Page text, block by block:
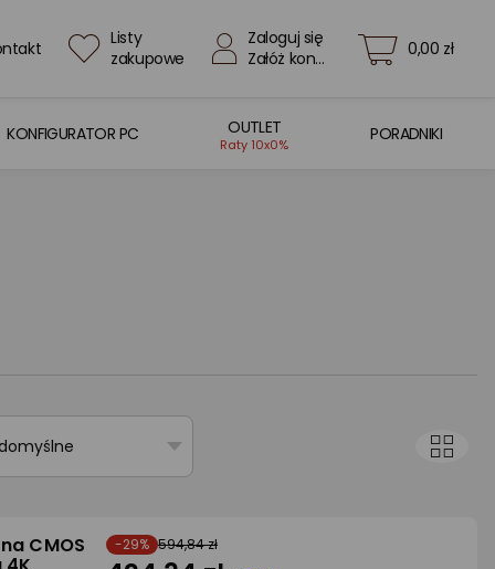
Listy
zakupowe
Zaloguj się
Załóż konto
0,00 zł
KONFIGURATOR PC OUTLET
Raty 10x0%
PORADNIKI
CMOS -29% 594,84 zł